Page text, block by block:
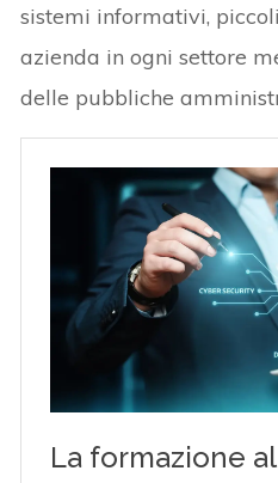
sistemi informativi,
azienda in ogni settore
delle pubbliche